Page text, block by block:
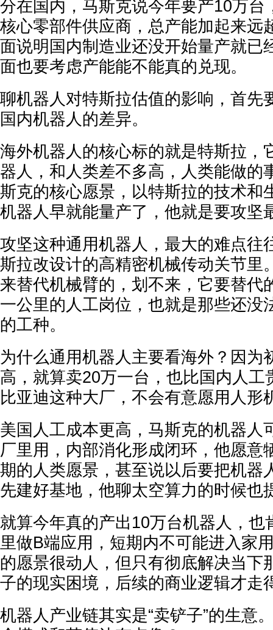
分在国内，马斯克说今年要产10万台
核心零部件供应商，总产能加起来远
面说明国内制造业还没开始量产就已
面也要考虑产能能不能真的兑现。
聊机器人对特斯拉估值的影响，首先
国内机器人的差异。
海外机器人的核心标的就是特斯拉，
器人，和人类差不多高，人类能做的
斯克的核心愿景，以特斯拉的技术和
机器人早就能量产了，他就是要攻坚
攻坚这种通用机器人，最大的难点往
斯拉改设计的高精密机械传动关节里
来替代机械臂的，划不来，它要替代
一公里的人工岗位，也就是那些还没
的工种。
为什么通用机器人主要看海外？因为
高，就算卖20万一台，也比国内人工
比亚迪这种大厂，不会有意愿用人形
美国人工成本更高，马斯克的机器人
厂里用，内部消化形成闭环，他愿意
期的人类愿景，甚至说以后要把机器
先建好基地，他聊太空算力的时候也
就算今年真的产出10万台机器人，也
里做B端应用，短期内不可能进入家
的愿景很动人，但只有彻底解决当下
子的现实困境，后续的商业逻辑才走
机器人产业链其实是“卖铲子”的生意